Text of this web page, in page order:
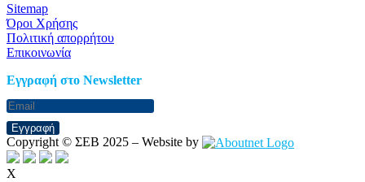
Sitemap
Όροι Χρήσης
Πολιτική απορρήτου
Επικοινωνία
Eγγραφή στο Newsletter
Εγγραφή
Copyright © ΣΕΒ 2025 – Website by
X